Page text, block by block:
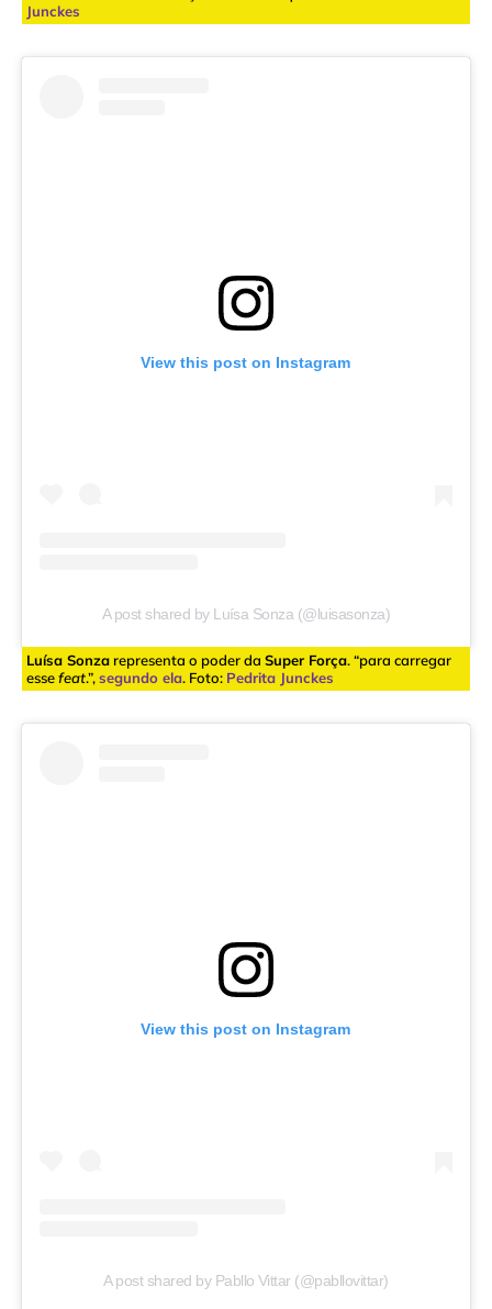
Junckes
View this post on Instagram
A post shared by Luísa Sonza (@luisasonza)
Luísa Sonzarepresenta o poder da Super Força. “para carregar
essefeat.”,segundo ela. Foto: Pedrita Junckes
View this post on Instagram
A post shared by Pabllo Vittar (@pabllovittar)